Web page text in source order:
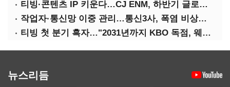
티빙·콘텐츠 IP 키운다…CJ ENM, 하반기 글로벌 확장 가속
작업자·통신망 이중 관리…통신3사, 폭염 비상대응 돌입
티빙 첫 분기 흑자…"2031년까지 KBO 독점, 웨이브 합병도 속도"
뉴스리듬